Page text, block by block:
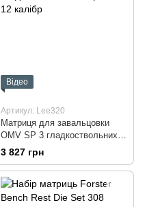
Відео
Артикул: Lee320
Матриця для завальцовки
OMV SP 3 гладкоствольних
патронів 12 калібр
3 827 грн